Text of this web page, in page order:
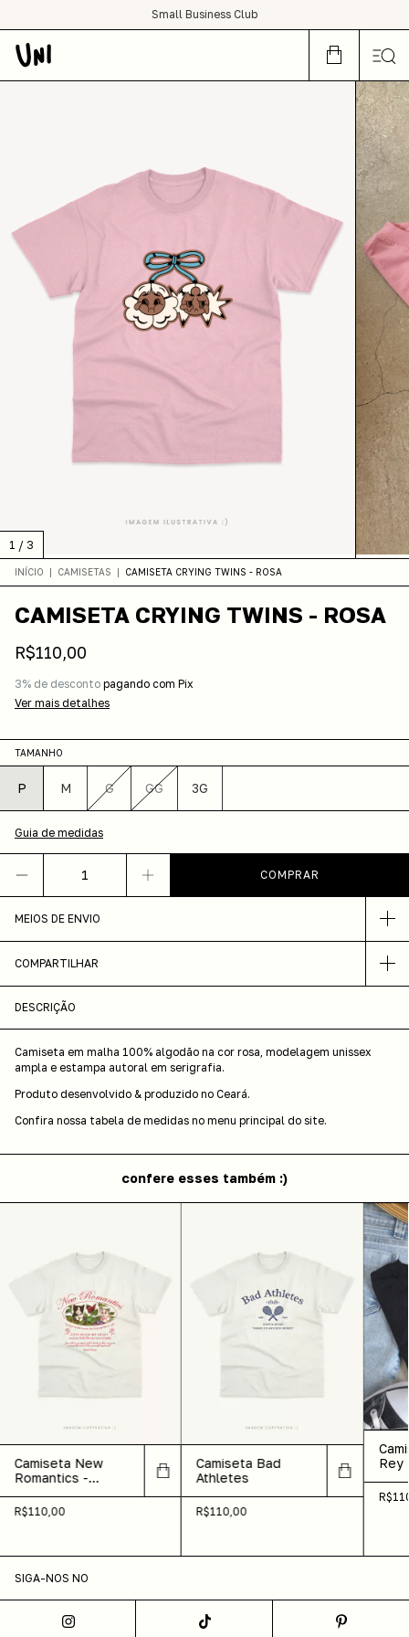
Small Business Club
condições de frete grátis para todo Brasil :)
1 / 3
INÍCIO | CAMISETAS | CAMISETA CRYING TWINS - ROSA
CAMISETA CRYING TWINS - ROSA
R$110,00
3% de desconto pagando com Pix
Ver mais detalhes
TAMANHO
P M G GG 3G
Guia de medidas
MEIOS DE ENVIO
COMPARTILHAR
DESCRIÇÃO
Camiseta em malha 100% algodão na cor rosa, modelagem unissex
ampla e estampa autoral em serigrafia.
Produto desenvolvido & produzido no Ceará.
Confira nossa tabela de medidas no menu principal do site.
confere esses também :)
Camiseta New
Romantics -
R$110,00
Camiseta Bad
Athletes
R$110,00
Rey
SIGA-NOS NO